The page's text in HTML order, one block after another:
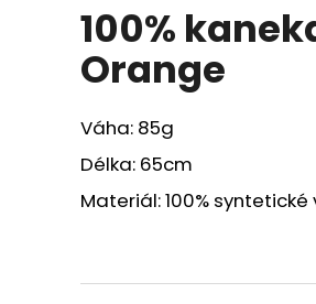
produktu
0,0
z
hvězdiček.
100%
Orange
Váha: 85g
Délka: 65cm
Materiál: 100% syntetické
HLEDAT